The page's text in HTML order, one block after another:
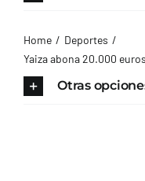
Home
Deportes
Yaiza abona 20.000
Otras